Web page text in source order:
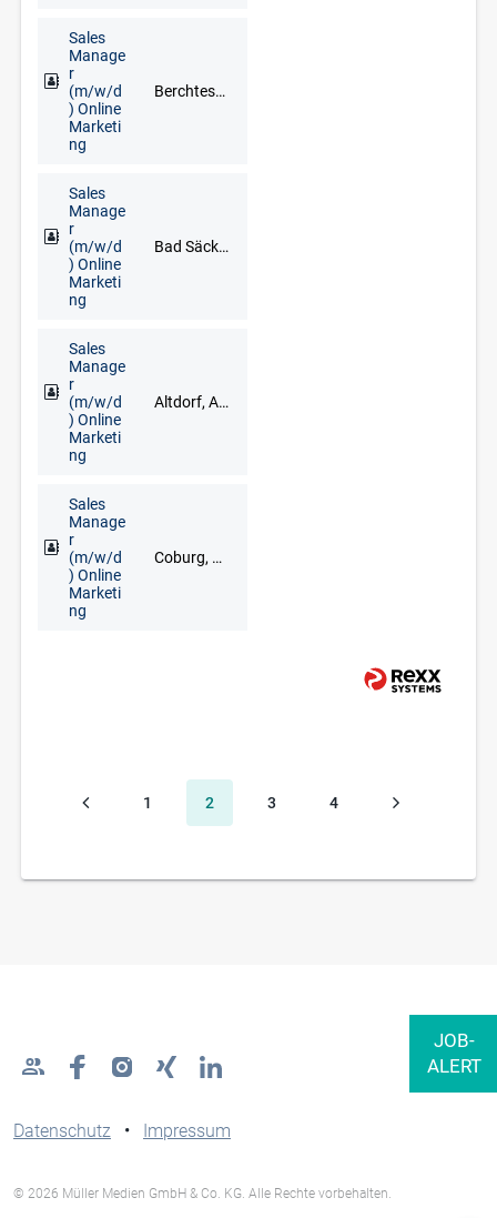
Sales
Manage
r
(m/w/d
) Online
Marketi
ng
Berchtesgaden, Eichstätt, Garmisch-Partenkirchen, Ingolstadt, München, Rosenheim, Traunstein, Weilheim in Oberbayern
Sales
Manage
r
(m/w/d
) Online
Marketi
ng
Bad Säckingen, Freiburg im Breisgau, Lörrach, Waldshut-Tiengen
Sales
Manage
r
(m/w/d
) Online
Marketi
ng
Altdorf, Ansbach, Bad Windsheim, Erlangen, Fürth, Neustadt an der Aisch, Nürnberg, Treuchtlingen, Uffenheim
Sales
Manage
r
(m/w/d
) Online
Marketi
ng
Coburg, Kronach, Kulmbach, Lichtenfels
1 2 3 4
Datenschutz • Impressum
© 2026 Müller Medien GmbH & Co. KG. Alle Rechte vorbehalten.